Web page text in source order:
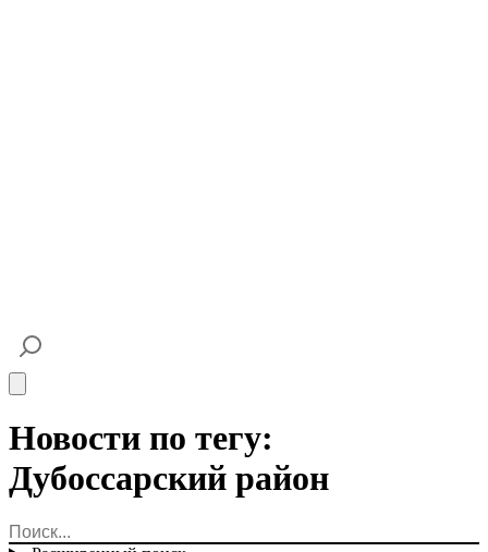
Новости по тегу:
Дубоссарский район